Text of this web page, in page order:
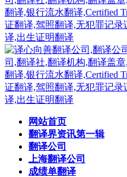
网站首页
翻译界资讯第一辑
翻译公司
上海翻译公司
成绩单翻译